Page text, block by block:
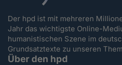
Der hpd ist mit mehreren
Jahr das wichtigste Online-
humanistischen Szene im
Grundsatztexte zu unseren
Über den hpd